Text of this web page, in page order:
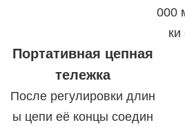
000
Портативная цепная
тележка
После регулировки длин
ы цепи её концы соедин